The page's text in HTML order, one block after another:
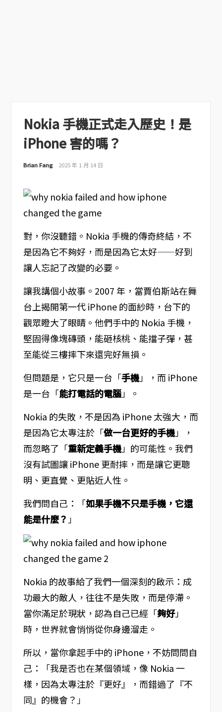
Nokia 手機正式走入歷史！是
iPhone 害的嗎？
Brian Fang 2025 年 1 月 14 日
對，你沒聽錯。Nokia 手機的傳奇終結，不
是因為它不夠好，而是因為它太好——好到
讓人忘記了改變的必要。
讓我講個小故事。2007 年，當賈伯斯站在舞
台上揭開第一代 iPhone 的面紗時，台下的
觀眾瞪大了眼睛。他們手中的 Nokia 手機，
堅固得像塊磚頭，能砸核桃、能擋子彈，甚
至能從三樓摔下來還完好無損。
但問題是，它只是一台「手機」，而 iPhone
是一台「能打電話的電腦」。
Nokia 的失敗，不是因為 iPhone 太強大，而
是因為它太專注於「做一台更好的手機」，
而忽略了「重新定義手機」的可能性。我們
沒有試圖讓 iPhone 更耐摔，而是讓它更聰
明、更直覺、更貼近人性。
我們問自己：「如果手機不只是手機，它還
能是什麼？」
Nokia 的故事給了我們一個深刻的啟示：成
功最大的敵人，往往不是失敗，而是停滯。
當你滿足於現狀，認為自己已經「夠好」
時，世界就會悄悄從你身邊溜走。
所以，當你拿起手中的 iPhone，不妨問問自
己：「我是否也在某個領域，像 Nokia 一
樣，因為太專注於『更好』，而錯過了『不
同』的機會？」